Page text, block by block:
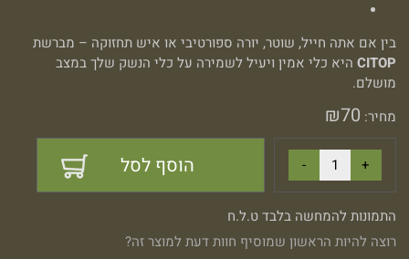
בין אם אתה חייל, שוטר, יורה ספורטיבי או איש תחזוקה – מברשת
CITOP היא כלי אמין ויעיל לשמירה על כלי הנשק שלך במצב
מושלם.
מחיר:
₪70
הוסף לסל
התמונות להמחשה בלבד ט.ל.ח
רוצה להיות הראשון שמוסיף חוות דעת למוצר זה?